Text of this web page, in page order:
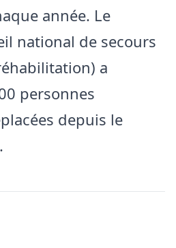
année. Le
national de secours
a
personnes
depuis le